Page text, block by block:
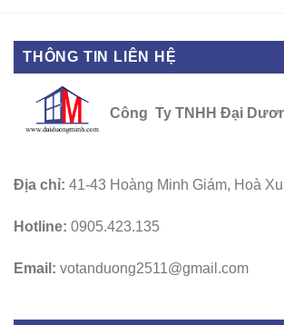
THÔNG TIN LIÊN HỆ
Công Ty TNHH Đại
Địa chỉ: 41-43 Hoàng Minh Giám, Hoà
Hotline: 0905.423.135
Email: votanduong2511@gmail.com